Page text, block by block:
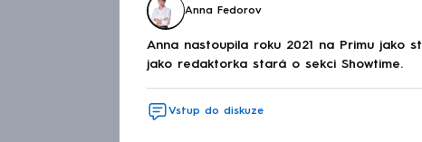
Anna Fedorov
Anna nastoupila roku 2021 na Primu jako
jako redaktorka stará o sekci Showtime.
Vstup do diskuze